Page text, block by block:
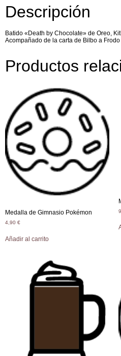
Descripción
Batido «Death by Chocolate» de Oreo,
Acompañado de la carta de Bilbo a
Productos
Medalla de Gimnasio Pokémon
4,90 €
Añadir al carrito